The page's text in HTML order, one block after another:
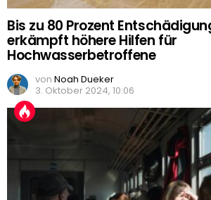
Bis zu 80 Prozent
erkämpft höhere Hilfen für
Hochwasserbetroffene
von Noah Dueker
3. Oktober 2024, 10:06